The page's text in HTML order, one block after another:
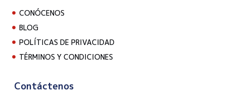
CONÓCENOS
BLOG
POLÍTICAS DE PRIVACIDAD
TÉRMINOS Y CONDICIONES
Contáctenos